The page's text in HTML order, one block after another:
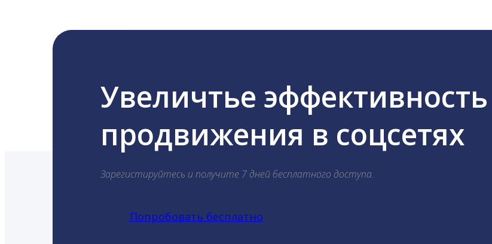
Увеличтье эффективность
продвижения в соцсетях
Зарегистируйтесь и получите 7 дней бесплатного доступа.
Попробовать бесплатно